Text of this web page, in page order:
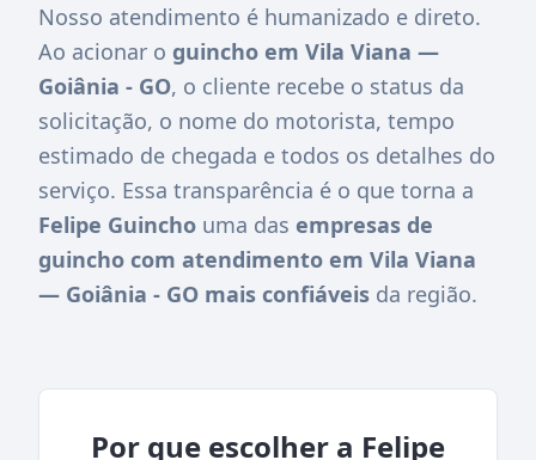
Nosso atendimento é humanizado e direto.
Ao acionar o guincho em Vila Viana —
Goiânia - GO, o cliente recebe o status da
solicitação, o nome do motorista, tempo
estimado de chegada e todos os detalhes do
serviço. Essa transparência é o que torna a
Felipe Guincho uma das empresas de
guincho com atendimento em Vila Viana
— Goiânia - GO mais confiáveis da região.
Por que escolher a Felipe